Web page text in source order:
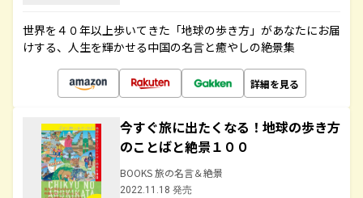
世界を４０年以上歩いてきた「地球の歩き方」があなたにお届
けする、人生を輝かせる中国の名言と癒やしの絶景集
詳細を見る
今すぐ旅に出たくなる！地球の歩き方
のことばと絶景１００
BOOKS 旅の名言＆絶景
2022.11.18 発売